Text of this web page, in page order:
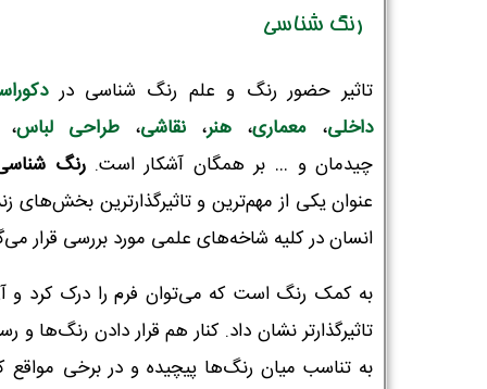
رنگ شناسی
تاثیر حضور رنگ و علم رنگ شناسی در
داخلی، معماری، هنر، نقاشی، طراحی لباس
چیدمان و … بر همگان آشکار است.رنگ
عنوان یکی از مهم‌ترین و تاثیرگذارترین بخش‌های
انسان در کلیه شاخه‌های علمی مورد بررسی قرار
به کمک رنگ است که می‌توان فرم را درک کرد و
تاثیرگذارتر نشان داد. کنار هم قرار دادن رنگ‌ها و
به تناسب میان رنگ‌ها پیچیده و در برخی مواقع